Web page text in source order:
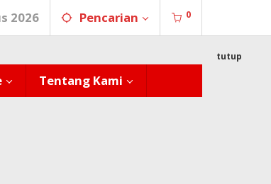
2026 Pencarian 0
Tentang Kami
tutup